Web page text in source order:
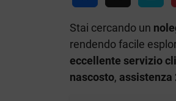
Stai cercando un
rendendo facile
eccellente servizio
nascosto, assistenza